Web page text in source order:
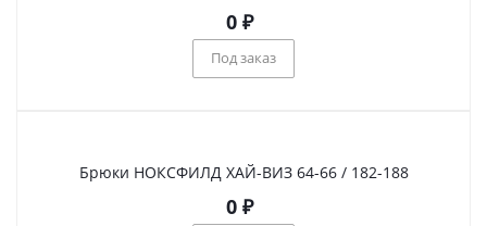
0 ₽
Под заказ
Брюки НОКСФИЛД ХАЙ-ВИЗ 64-66 / 182-188
0 ₽